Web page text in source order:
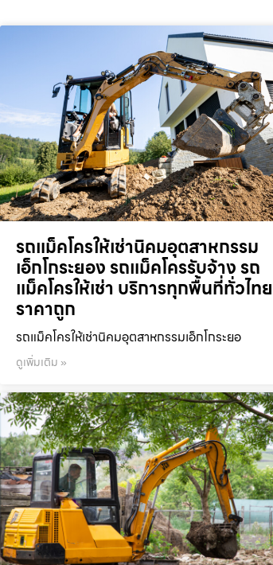
รถแม็คโครให้เช่านิคมอุตสาหกรรม
เอ็กโกระยอง รถแม็คโครรับจ้าง รถ
แม็คโครให้เช่า บริการทุกพื้นที่ทั่วไทย
ราคาถูก
รถแม็คโครให้เช่านิคมอุตสาหกรรมเอ็กโกระยอ
ดูเพิ่มเติม »